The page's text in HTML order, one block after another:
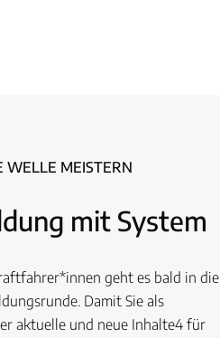
WELLE MEISTERN
mit System
geht es bald in die
Damit Sie als
aktuelle und neue Inhalte4 für